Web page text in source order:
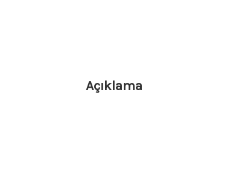
Açıklama